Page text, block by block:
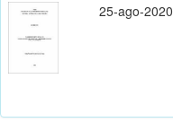
25-ago-2020